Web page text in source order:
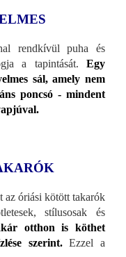
rendkívül puha és
a tapintását. Egy
sál, amely nem
poncsó - mindent
az óriási kötött takarók
stílusosak és
otthon is köthet
szerint.Ezzel a